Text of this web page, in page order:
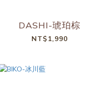
DASHI-琥珀棕
NT$1,990